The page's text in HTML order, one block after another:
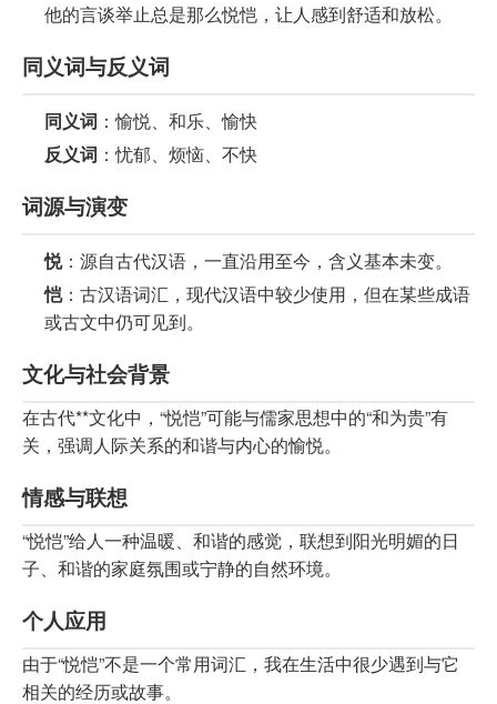
他的言谈举止总是那么悦恺，让人感到舒适和放松。
同义词与反义词
同义词 ：愉悦、和乐、愉快
反义词 ：忧郁、烦恼、不快
词源与演变
悦：源自古代汉语，一直沿用至今，含义基本未变。
恺：古汉语词汇，现代汉语中较少使用，但在某些成语
或古文中仍可见到。
文化与社会背景
在古代**文化中，“悦恺”可能与儒家思想中的“和为贵”有
关，强调人际关系的和谐与内心的愉悦。
情感与联想
“悦恺”给人一种温暖、和谐的感觉，联想到阳光明媚的日
子、和谐的家庭氛围或宁静的自然环境。
个人应用
由于“悦恺”不是一个常用词汇，我在生活中很少遇到与它
相关的经历或故事。